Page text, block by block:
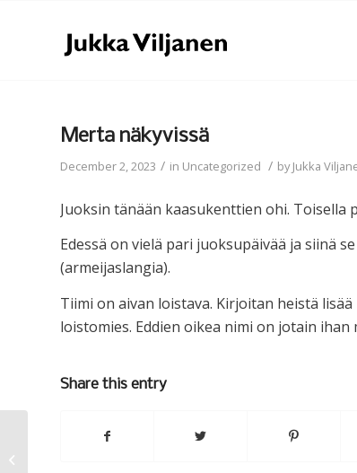
Merta näkyvissä
December 2, 2023 / in Uncategorized / byJukka
Juoksin tänään kaasukenttien ohi. Toisella
Edessä on vielä pari juoksupäivää ja siinä
(armeijaslangia).
Tiimi on aivan loistava. Kirjoitan heistä
loistomies. Eddien oikea nimi on jotain
Share this entry